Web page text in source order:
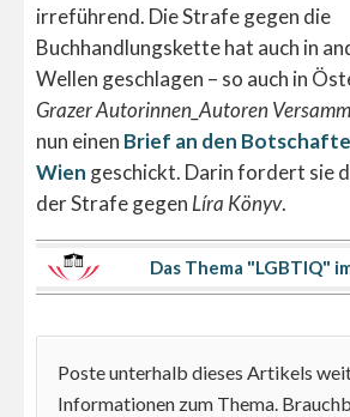
irreführend. Die Strafe gegen die
Buchhandlungskette hat auch in
Wellen geschlagen – so auch in
Grazer Autorinnen_Autoren
nun einen Brief an den
Wien geschickt. Darin fordert sie
der Strafe gegen Líra Könyv.
Das Thema "LGBTIQ"
Poste unterhalb dieses Artikels
Informationen zum Thema.